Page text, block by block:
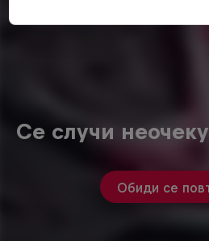
Се случи
Обиди се